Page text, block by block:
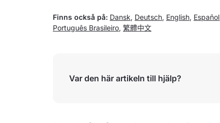
Finns också på: Dansk, Deutsch, English, Español
Português Brasileiro, 繁體中文
Var den här artikeln till hjälp?